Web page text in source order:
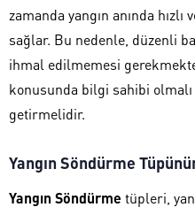
zamanda yangın anında
sağlar. Bu nedenle, düzenli
ihmal edilmemesi
konusunda bilgi sahibi
getirmelidir.
Yangın Söndürme
Yangın Söndürme tüpleri,